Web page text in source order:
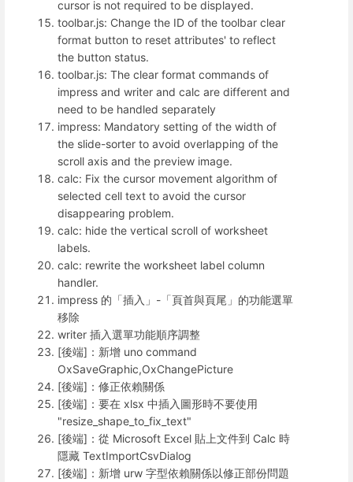
cursor is not required to be displayed.
toolbar.js: Change the ID of the toolbar clear
format button to reset attributes' to reflect
the button status.
toolbar.js: The clear format commands of
impress and writer and calc are different and
need to be handled separately
impress: Mandatory setting of the width of
the slide-sorter to avoid overlapping of the
scroll axis and the preview image.
calc: Fix the cursor movement algorithm of
selected cell text to avoid the cursor
disappearing problem.
calc: hide the vertical scroll of worksheet
labels.
calc: rewrite the worksheet label column
handler.
impress 的「插入」-「頁首與頁尾」的功能選單
移除
writer 插入選單功能順序調整
[後端]：新增 uno command
OxSaveGraphic,OxChangePicture
[後端]：修正依賴關係
[後端]：要在 xlsx 中插入圖形時不要使用
"resize_shape_to_fix_text"
[後端]：從 Microsoft Excel 貼上文件到 Calc 時
隱藏 TextImportCsvDialog
[後端]：新增 urw 字型依賴關係以修正部份問題